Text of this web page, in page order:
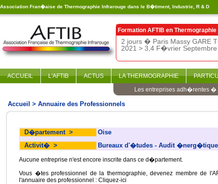
Association Fran�aise de Thermographie Infrarouge dans le B�timent, Industrie, R & D
Formation AFTIB en
2 jours � Paris Massy GARE
2021 > 3,4 F�vrier
ACCUEIL L'AFTIB ACTUS LA THERMOGRAPHIE
Les entreprises adh�rentes �
Accueil > Annuaire des Professionnels
D�partement >
Oise
Activit� > Bureaux d'�tudes - Audit �nerg�tique
Aucune entreprise n'est encore inscrite dans ce d�partement.
Vous �tes professionnel de la thermographie, devenez membre de
l'annuaire des professionnel : Cliquez-ici